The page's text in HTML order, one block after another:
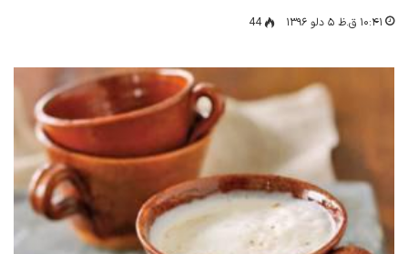
۱۰:۴۱ ق.ظ ۵ دلو ۱۳۹۶ 44